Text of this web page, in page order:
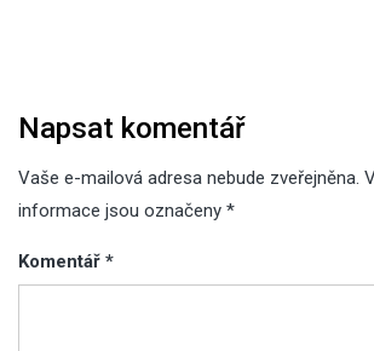
Napsat komentář
Vaše e-mailová adresa nebude zveřejněna.
informace jsou označeny *
Komentář *